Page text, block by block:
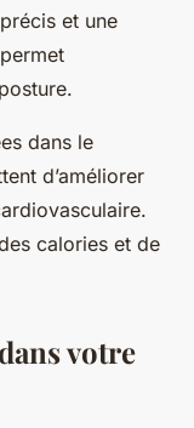
et une
dans le
d’améliorer
calories et de
votre